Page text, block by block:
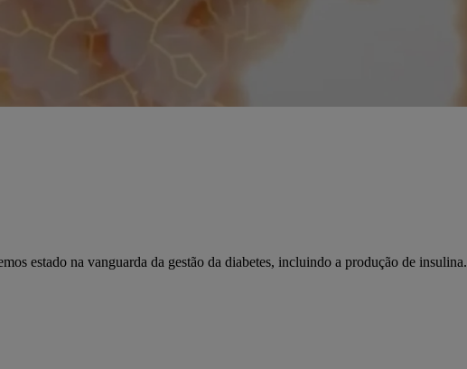
estado na vanguarda da gestão da diabetes, incluindo a produção de insulina.